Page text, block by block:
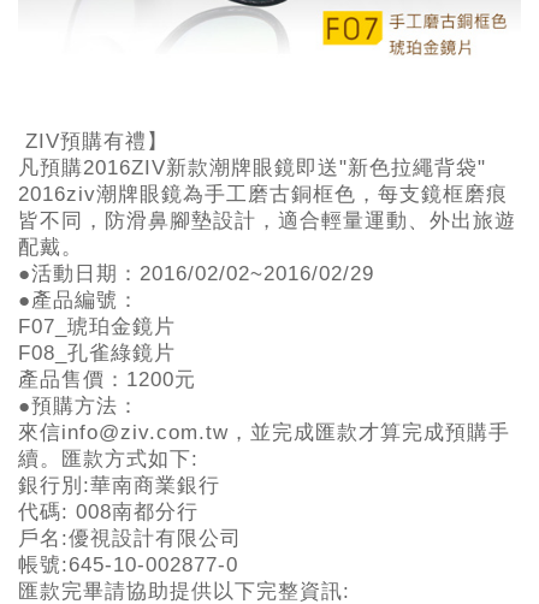
ZIV預購有禮】
凡預購2016ZIV新款潮牌眼鏡即送"新色拉繩背袋"
2016ziv潮牌眼鏡為手工磨古銅框色，每支鏡框磨痕
皆不同，防滑鼻腳墊設計，適合輕量運動、外出旅遊
配戴。
●活動日期：2016/02/02~2016/02/29
●產品編號：
F07_琥珀金鏡片
F08_孔雀綠鏡片
產品售價：1200元
●預購方法：
來信info@ziv.com.tw，並完成匯款才算完成預購手
續。匯款方式如下:
銀行別:華南商業銀行
代碼: 008南都分行
戶名:優視設計有限公司
帳號:645-10-002877-0
匯款完畢請協助提供以下完整資訊: